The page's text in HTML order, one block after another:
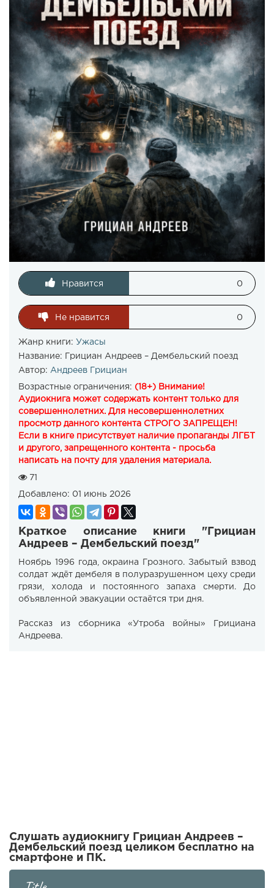
Нравится 0
Не нравится 0
Жанр книги: Ужасы
Название: Грициан Андреев – Дембельский поезд
Автор: Андреев Грициан
Возрастные ограничения: (18+) Внимание!
Аудиокнига может содержать контент только для
совершеннолетних. Для несовершеннолетних
просмотр данного контента СТРОГО ЗАПРЕЩЕН!
Если в книге присутствует наличие пропаганды ЛГБТ
и другого, запрещенного контента - просьба
написать на почту для удаления материала.
71
Добавлено: 01 июнь 2026
Краткое описание книги "Грициан
Андреев – Дембельский поезд"
Ноябрь 1996 года, окраина Грозного. Забытый взвод
солдат ждёт дембеля в полуразрушенном цеху среди
грязи, холода и постоянного запаха смерти. До
объявленной эвакуации остаётся три дня.
Рассказ из сборника «Утроба войны» Грициана
Андреева.
Слушать аудиокнигу Грициан Андреев –
Дембельский поезд целиком бесплатно на
смартфоне и ПК.